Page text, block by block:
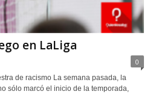
en LaLiga
0
de racismo La semana pasada, la
sólo marcó el inicio de la temporada,